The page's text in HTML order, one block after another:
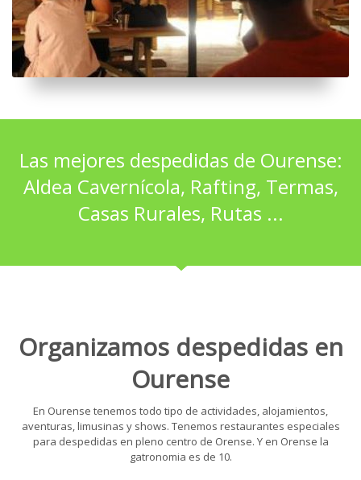
Las mejores despedidas de Ourense:
Aldea Cavernícola, Rafting, Termas,
Casas Rurales, Rutas ...
Organizamos despedidas en
Ourense
En Ourense tenemos todo tipo de actividades, alojamientos,
aventuras, limusinas y shows. Tenemos restaurantes especiales
para despedidas en pleno centro de Orense. Y en Orense la
gatronomia es de 10.